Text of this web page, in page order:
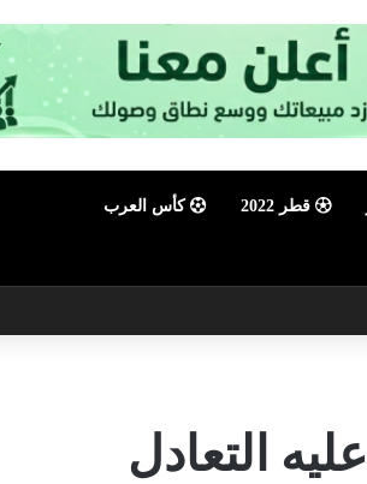
قطر 2022 كأس العرب
التعادل